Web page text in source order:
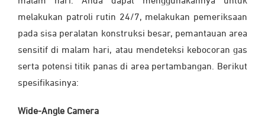
melakukan patroli rutin 24/7, melakukan pemeriksaan
pada sisa peralatan konstruksi besar, pemantauan area
sensitif di malam hari, atau mendeteksi kebocoran gas
serta potensi titik panas di area pertambangan. Berikut
spesifikasinya:
Wide-Angle Camera